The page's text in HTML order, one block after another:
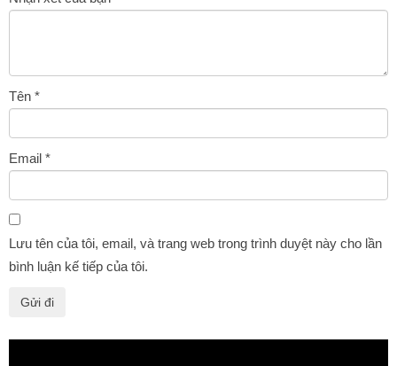
Tên *
Email *
Lưu tên của tôi, email, và trang web trong trình duyệt này cho lần
bình luận kế tiếp của tôi.